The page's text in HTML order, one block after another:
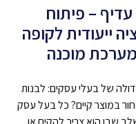
– פיתוח
ייעודית לקופה
מוכנה
של בעלי עסקים: לבנות
במוצר קיים? כל בעל עסק